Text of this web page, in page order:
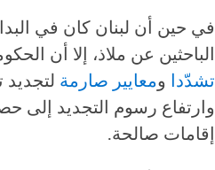
في حين أن لبنان كان في
الباحثين عن ملاذ، إلا أن الحكومة
تشدّدا ومعايير صارمة لتجديد
وارتفاع رسوم التجديد إلى
إقامات صالحة.